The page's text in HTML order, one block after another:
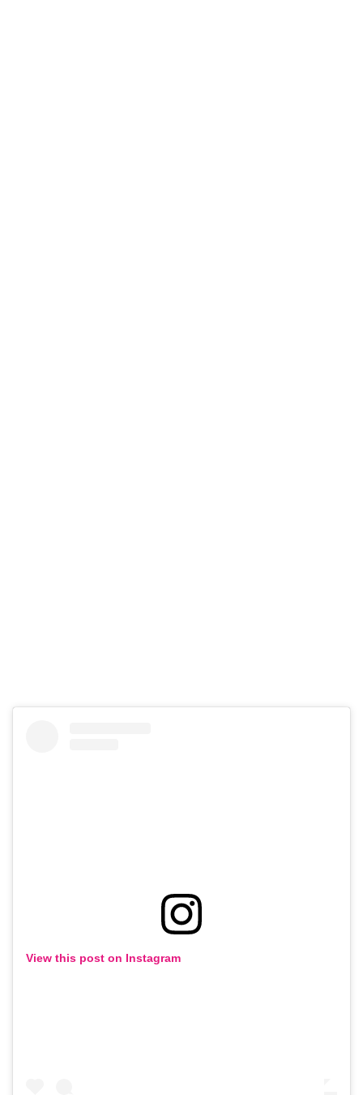
View this post on Instagram